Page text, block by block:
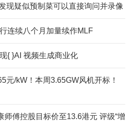
现疑似预制菜可以直接询问并录像
连续八个月加量续作MLF
{ }AI 视频生成商业化
元/kW！本周3.65GW风机开标！
师傅控股目标价至13.6港元 评级“增